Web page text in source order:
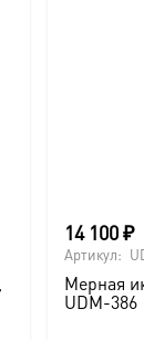
14 100₽
Артикул:
Мерная
UDM-386